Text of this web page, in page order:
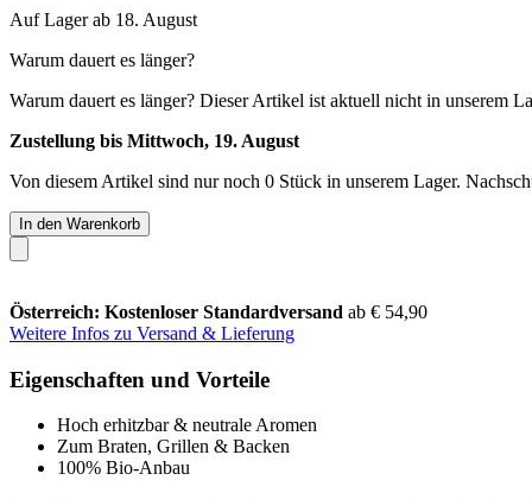
Auf Lager ab 18. August
Warum dauert es länger?
Warum dauert es länger? Dieser Artikel ist aktuell nicht in unserem
Zustellung bis Mittwoch, 19. August
Von diesem Artikel sind nur noch 0 Stück in unserem Lager.
In den Warenkorb
Österreich: Kostenloser Standardversand ab € 54,90
Weitere Infos zu Versand & Lieferung
Eigenschaften und Vorteile
Hoch erhitzbar & neutrale Aromen
Zum Braten, Grillen & Backen
100% Bio-Anbau